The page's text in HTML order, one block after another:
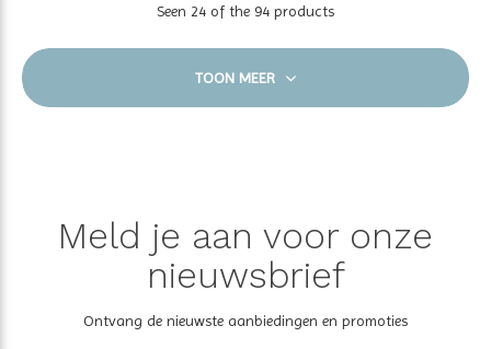
Seen 24 of the 94 products
TOON MEER
Meld je aan voor onze
nieuwsbrief
Ontvang de nieuwste aanbiedingen en promoties